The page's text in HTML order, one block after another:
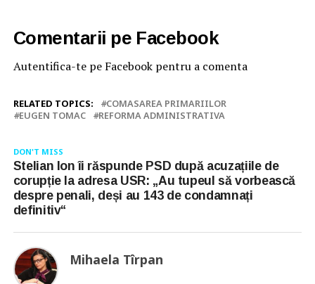
Comentarii pe Facebook
Autentifica-te pe Facebook pentru a comenta
RELATED TOPICS:
COMASAREA PRIMARIILOR
EUGEN TOMAC
REFORMA ADMINISTRATIVA
DON'T MISS
Stelian Ion îi răspunde PSD după acuzațiile de
corupție la adresa USR: „Au tupeul să vorbească
despre penali, deși au 143 de condamnați
definitiv“
Mihaela Tîrpan